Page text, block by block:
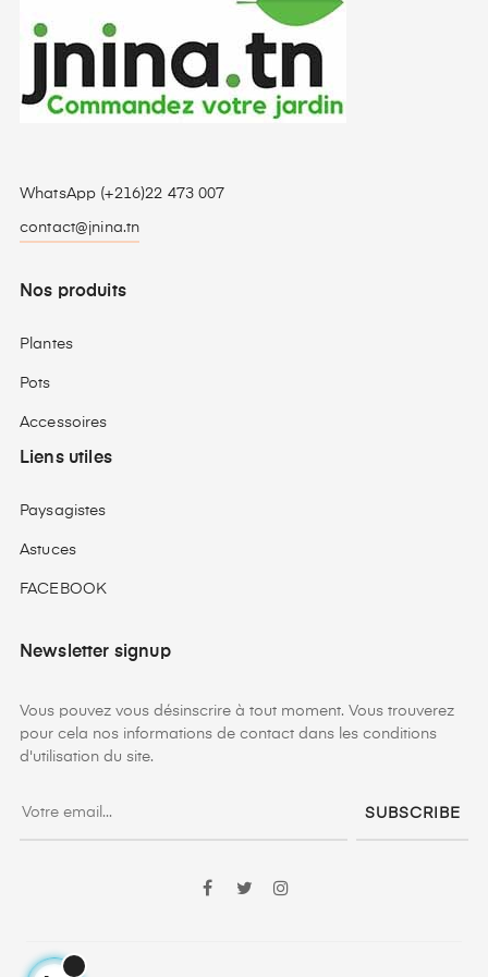
WhatsApp (+216)22 473 007
contact@jnina.tn
Nos produits
Plantes
Pots
Accessoires
Liens utiles
Paysagistes
Astuces
FACEBOOK
Newsletter signup
Vous pouvez vous désinscrire à tout moment. Vous trouverez
pour cela nos informations de contact dans les conditions
d'utilisation du site.
SUBSCRIBE
Facebook
Twitter